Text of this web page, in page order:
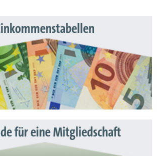
für eine Mitgliedschaft